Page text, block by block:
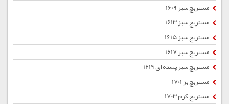
مستربچ سبز 1609
مستربچ سبز 1613
مستربچ سبز 1615
مستربچ سبز 1617
مستربچ سبز پسته ای 1619
مستربچ بژ 1701
مستربچ کرم 1703